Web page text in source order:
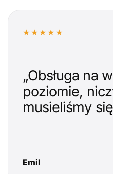
★★★★★
„Obsługa na
poziomie,
musieliśmy
Emil